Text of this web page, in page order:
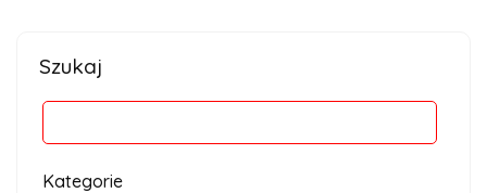
Szukaj
Kategorie